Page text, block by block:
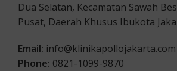
Dua Selatan, Kecamatan Sawah
Pusat, Daerah Khusus Ibukota
Email: info@klinikapollojakarta.com
Phone: 0821-1099-9870